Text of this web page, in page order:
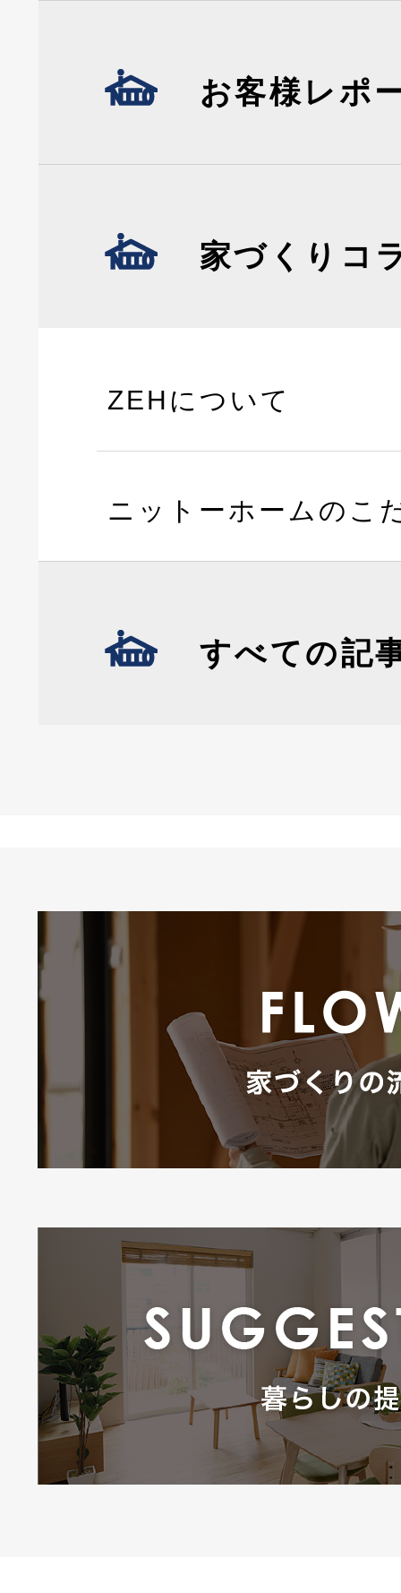
お客様レポ
家づくりコ
ZEHについて
ニットーホームのこ
すべての記